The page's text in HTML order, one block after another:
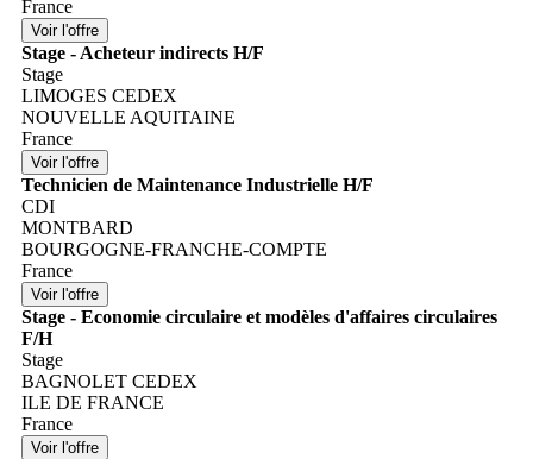
France
Stage - Acheteur indirects H/F
Stage
LIMOGES CEDEX
NOUVELLE AQUITAINE
France
Technicien de Maintenance Industrielle H/F
CDI
MONTBARD
BOURGOGNE-FRANCHE-COMPTE
France
Stage - Economie circulaire et modèles d'affaires circulaires
F/H
Stage
BAGNOLET CEDEX
ILE DE FRANCE
France